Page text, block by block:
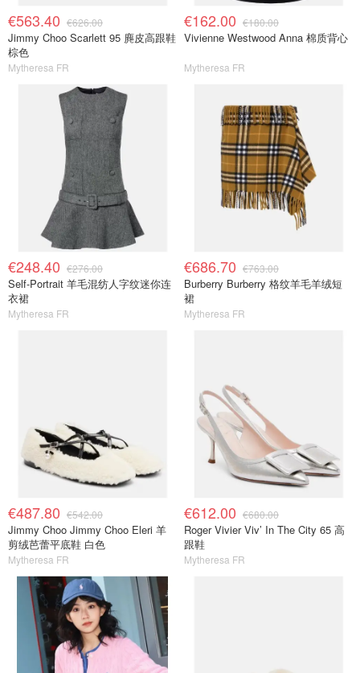
€563.40 €626.00
Jimmy Choo Scarlett 95 麂皮高跟鞋
棕色
Mytheresa FR
€162.00 €180.00
Vivienne Westwood Anna 棉质背心
Mytheresa FR
€248.40 €276.00
Self-Portrait 羊毛混纺人字纹迷你连
衣裙
Mytheresa FR
€686.70 €763.00
Burberry Burberry 格纹羊毛羊绒短
裙
Mytheresa FR
€487.80 €542.00
Jimmy Choo Jimmy Choo Eleri 羊
剪绒芭蕾平底鞋 白色
Mytheresa FR
€612.00 €680.00
Roger Vivier Viv’ In The City 65 高
跟鞋
Mytheresa FR